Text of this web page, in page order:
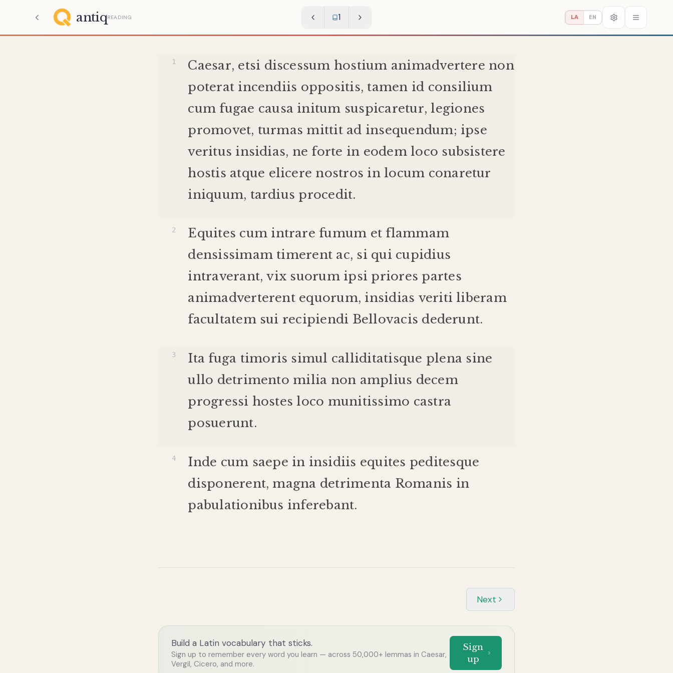
antiqREADING 1 LA EN
Caesar, etsi discessum hostium animadvertere non
poterat incendiis oppositis, tamen id consilium
cum fugae causa initum suspicaretur, legiones
promovet, turmas mittit ad insequendum; ipse
veritus insidias, ne forte in eodem loco subsistere
hostis atque elicere nostros in locum conaretur
iniquum, tardius procedit.
Equites cum intrare fumum et flammam
densissimam timerent ac, si qui cupidius
intraverant,vix suorum ipsi priores partes
animadverterent equorum, insidias veriti liberam
facultatem sui recipiendi Bellovacis dederunt.
Ita fuga timoris simul calliditatisque plena sine
ullo detrimento milia non amplius decem
progressi hostes loco munitissimo castra
posuerunt.
Inde cum saepe in insidiis equites peditesque
disponerent, magna detrimenta Romanis in
pabulationibus inferebant.
Next
Build a Latin vocabulary that sticks.
Sign up to remember every word you learn — across 50,000+ lemmas in Caesar,
Vergil, Cicero, and more.
Sign
up